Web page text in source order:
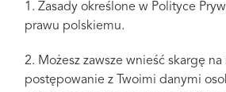
1. Zasady określone w Polityce
prawu polskiemu.
2. Możesz zawsze wnieść skargę na
postępowanie z Twoimi danymi